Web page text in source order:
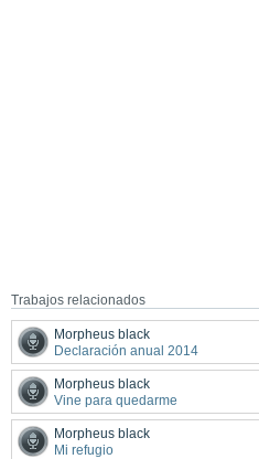
Trabajos relacionados
Morpheus black
Declaración anual 2014
Morpheus black
Vine para quedarme
Morpheus black
Mi refugio